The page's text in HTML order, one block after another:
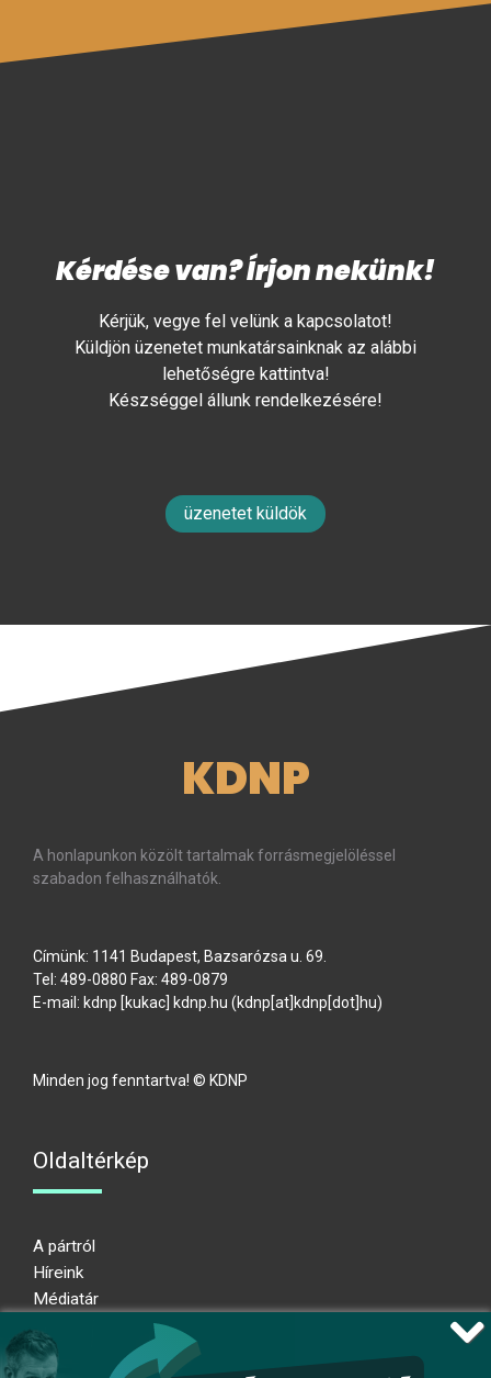
Kérdése van? Írjon nekünk!
Kérjük, vegye fel velünk a kapcsolatot!
Küldjön üzenetet munkatársainknak az alábbi
lehetőségre kattintva!
Készséggel állunk rendelkezésére!
üzenetet küldök
KDNP
A honlapunkon közölt tartalmak forrásmegjelöléssel
szabadon felhasználhatók.
Címünk: 1141 Budapest, Bazsarózsa u. 69.
Tel: 489-0880 Fax: 489-0879
E-mail: kdnp [kukac] kdnp.hu (kdnp[at]kdnp[dot]hu)
Minden jog fenntartva! © KDNP
Oldaltérkép
A pártról
Híreink
Médiatár
Adatkezelési nyilatkozat